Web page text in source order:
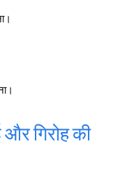
और गिरोह की